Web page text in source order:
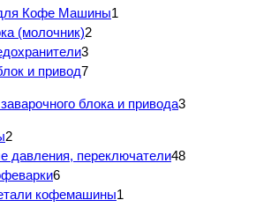
Кофе Машины1
(молочник)2
3
и привод7
блока и привода3
2
давления, переключатели48
6
кофемашины1